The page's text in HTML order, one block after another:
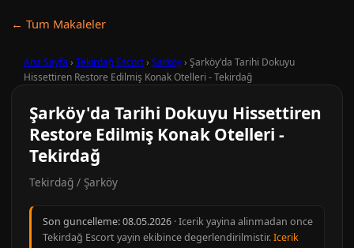
← Tum Makaleler
Ana Sayfa › Tekirdağ Escort› Şarköy› Şarköy'da Tarihi Dokuyu
Hissettiren Restore Edilmiş Konak Otelleri - Tekirdağ
Şarköy'da Tarihi Dokuyu Hissettiren
Restore Edilmiş Konak Otelleri -
Tekirdağ
Tekirdağ / Şarköy
Son guncelleme:08.05.2026 · Icerik yayina alinmadan once
Tekirdağ Escort yayin ekibince degerlendirilmistir.Icerik